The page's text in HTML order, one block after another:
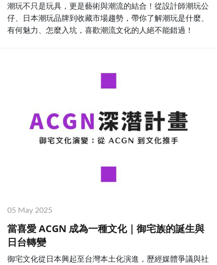
潮玩不只是玩具，更是藝術與潮流的結合！從設計師潮玩公
仔、日本潮玩品牌到收藏市場趨勢，帶你了解潮玩是什麼、
有何魅力、怎麼入坑，喜歡潮流文化的人絕不能錯過！
05 May 2025
當喜愛 ACGN 成為一種文化｜御宅族的誕生與
日台轉變
御宅文化從日本興起至台灣本土化演進，歷經媒體爭議與社